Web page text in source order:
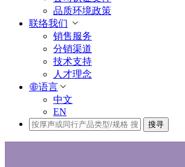
品质环境政策
联络我们
销售服务
分销渠道
技术支持
人才理念
语言
中文
EN
搜寻